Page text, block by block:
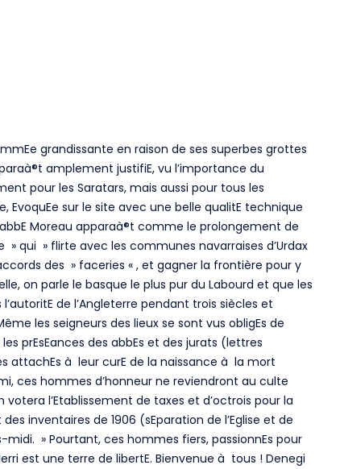
grandissante en raison de ses superbes grottes
amplement justifiE, vu l’importance du
pour les Saratars, mais aussi pour tous les
EvoquEe sur le site avec une belle qualitE technique
Moreau apparaà®t comme le prolongement de
qui » flirte avec les communes navarraises d’Urdax
des » faceries « , et gagner la frontière pour y
on parle le basque le plus pur du Labourd et que les
de l’Angleterre pendant trois siècles et
les seigneurs des lieux se sont vus obligEs de
prEsEances des abbEs et des jurats (lettres
attachEs à leur curE de la naissance à la mort
ces hommes d’honneur ne reviendront au culte
votera l’Etablissement de taxes et d’octrois pour la
inventaires de 1906 (sEparation de l’Eglise et de
» Pourtant, ces hommes fiers, passionnEs pour
est une terre de libertE. Bienvenue à tous ! Denegi